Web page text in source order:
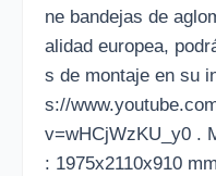
ne bandejas de
alidad europea,
s de montaje en su
s://
v=wHCjWzKU_y0 .
: 1975x2110x910 mm